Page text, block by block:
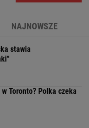
NAJNOWSZE
stawia
Toronto? Polka czeka